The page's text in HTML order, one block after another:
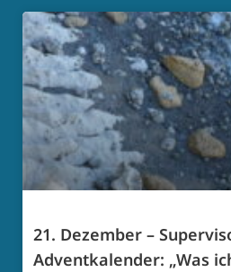
21. Dezember –
Adventkalender: „Was